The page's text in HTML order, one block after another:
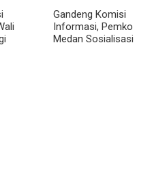
Gandeng Komisi
Informasi, Pemko
Medan Sosialisasi